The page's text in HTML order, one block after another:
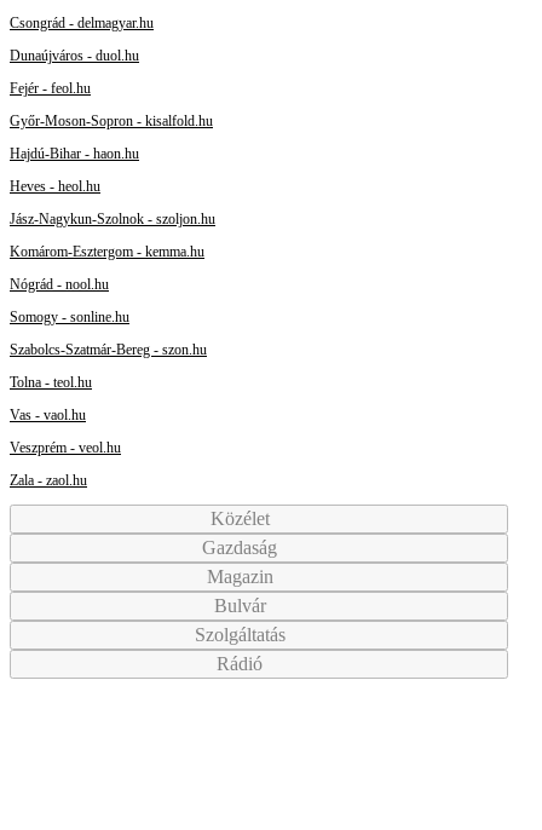
Csongrád - delmagyar.hu
Dunaújváros - duol.hu
Fejér - feol.hu
Győr-Moson-Sopron - kisalfold.hu
Hajdú-Bihar - haon.hu
Heves - heol.hu
Jász-Nagykun-Szolnok - szoljon.hu
Komárom-Esztergom - kemma.hu
Nógrád - nool.hu
Somogy - sonline.hu
Szabolcs-Szatmár-Bereg - szon.hu
Tolna - teol.hu
Vas - vaol.hu
Veszprém - veol.hu
Zala - zaol.hu
Közélet
Gazdaság
Magazin
Bulvár
Szolgáltatás
Rádió